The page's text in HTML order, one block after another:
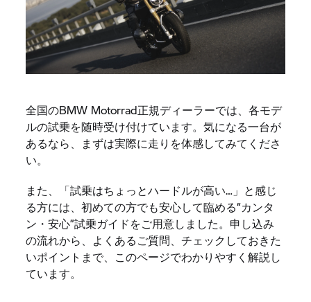
全国のBMW Motorrad正規ディーラーでは、各モデ
ルの試乗を随時受け付けています。気になる一台が
あるなら、まずは実際に走りを体感してみてくださ
い。
また、「試乗はちょっとハードルが高い…」と感じ
る方には、初めての方でも安心して臨める“カンタ
ン・安心”試乗ガイドをご用意しました。申し込み
の流れから、よくあるご質問、チェックしておきた
いポイントまで、このページでわかりやすく解説し
ています。